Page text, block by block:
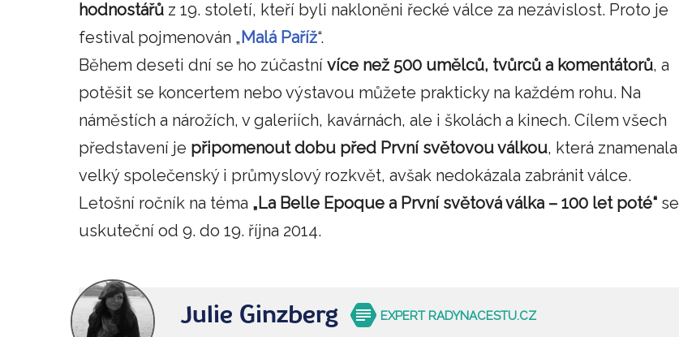
hodnostářů z 19. století, kteří byli nakloněni řecké válce za nezávislost. Proto je
festival pojmenován „ Malá Paříž“.
Během deseti dní se ho zúčastní více než 500 umělců, tvůrců a komentátorů, a
potěšit se koncertem nebo výstavou můžete prakticky na každém rohu. Na
náměstích a nárožích, v galeriích, kavárnách, ale i školách a kinech. Cílem všech
představení je připomenout dobu před První světovou válkou, která znamenala
velký společenský i průmyslový rozkvět, avšak nedokázala zabránit válce.
Letošní ročník na téma „La Belle Epoque a První světová válka – 100 let poté“ se
uskuteční od 9. do 19. října 2014.
Julie Ginzberg EXPERT RADYNACESTU.CZ